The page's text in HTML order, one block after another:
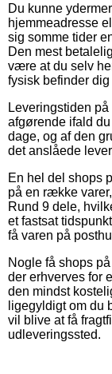
Du kunne
hjemmeadresse
sig somme tider
Den mest
være at du selv
fysisk befinder
Leveringstiden
afgørende ifald
dage, og af den
det anslåede
En hel del shops
på en række
Rund 9 dele,
et fastsat
få varen på
Nogle få shops
der erhverves for
den mindst
ligegyldigt om du
vil blive at få
udleveringssted.